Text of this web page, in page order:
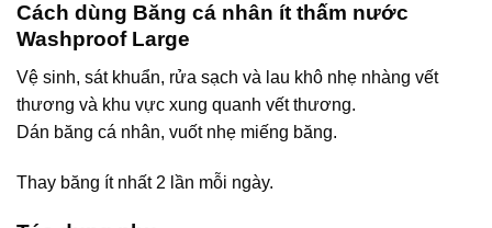
Cách dùng Băng cá nhân ít thấm nước
Washproof Large
Vệ sinh, sát khuẩn, rửa sạch và lau khô nhẹ nhàng vết
thương và khu vực xung quanh vết thương.
Dán băng cá nhân, vuốt nhẹ miếng băng.
Thay băng ít nhất 2 lần mỗi ngày.